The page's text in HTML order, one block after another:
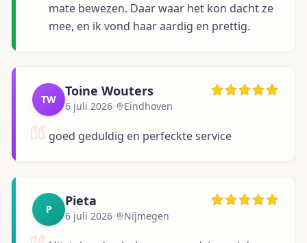
mate bewezen. Daar waar het kon dacht ze
mee, en ik vond haar aardig en prettig.
TW
Toine Wouters
6 juli 2026• Eindhoven
goed geduldig en perfeckte service
P
Pieta
6 juli 2026• Nijmegen